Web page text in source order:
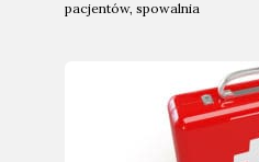
pacjentów, spowalnia